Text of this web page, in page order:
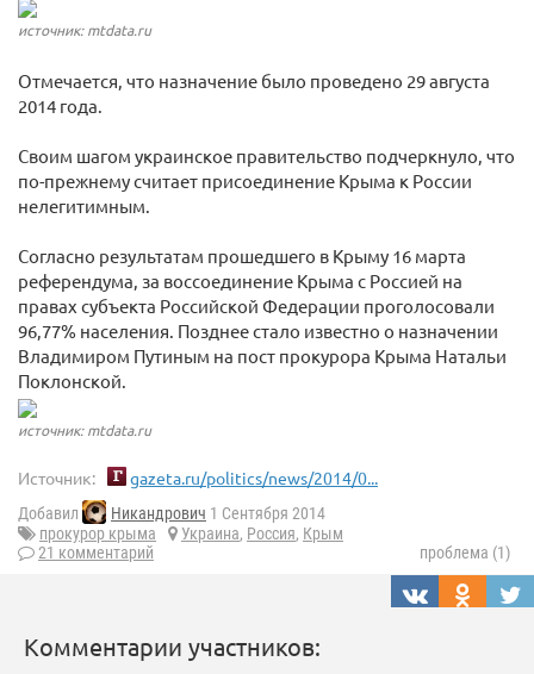
источник: mtdata.ru
Отмечается, что назначение было проведено 29 августа
2014 года.
Своим шагом украинское правительство подчеркнуло, что
по-прежнему считает присоединение Крыма к России
нелегитимным.
Согласно результатам прошедшего в Крыму 16 марта
референдума, за воссоединение Крыма с Россией на
правах субъекта Российской Федерации проголосовали
96,77% населения. Позднее стало известно о назначении
Владимиром Путиным на пост прокурора Крыма Натальи
Поклонской.
источник: mtdata.ru
Источник: gazeta.ru/politics/news/2014/0...
Добавил Никандрович 1 Сентября 2014
прокурор крыма
Украина, Россия, Крым
21 комментарий
проблема (1)
Комментарии участников: